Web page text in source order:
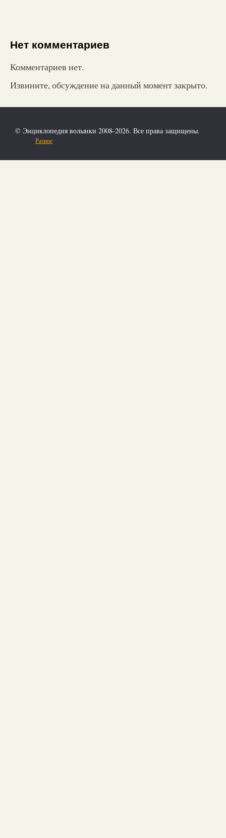
Нет комментариев
Комментариев нет.
Извините, обсуждение на данный момент закрыто.
© Энциклопедия волынки 2008-2026. Все права защищены.
Разное